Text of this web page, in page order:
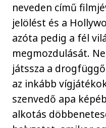
neveden című
jelölést és a
azóta pedig a fél
megmozdulását.
játssza a
az inkább
szenvedő apa
alkotás